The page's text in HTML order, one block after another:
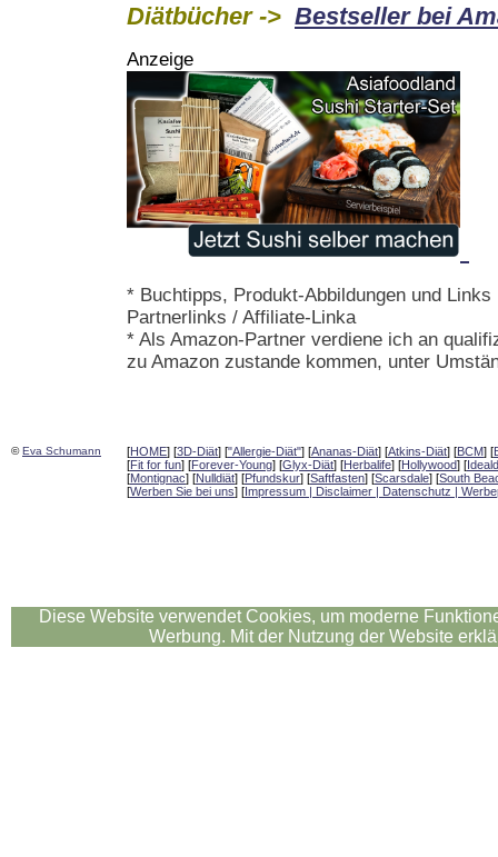
Diätbücher -> Bestseller bei
Anzeige
* Buchtipps, Produkt-Abbildungen und
Partnerlinks / Affiliate-Linka
* Als Amazon-Partner verdiene ich an
zu Amazon zustande kommen, unter
©Eva Schumann [HOME] [3D-Diät] ["Allergie-Diät"] [Ananas-Diät] [Atkins-Diät] [BCM] [
[Fit for fun] [Forever-Young] [Glyx-Diät] [Herbalife] [Hollywood] [
[Montignac] [Nulldiät] [Pfundskur] [Saftfasten] [Scarsdale] [South
[Werben Sie bei uns] [Impressum | Disclaimer | Datenschutz |
Diese Website verwendet Cookies, um moderne
Werbung. Mit der Nutzung der Website